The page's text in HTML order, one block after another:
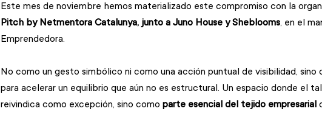
Este mes de noviembre hemos materializado este compromiso con la
Pitch by Netmentora Catalunya, junto a Juno House y Sheblooms, en el
Emprendedora.
No como un gesto simbólico ni como una acción puntual de visibilidad, sino
para acelerar un equilibrio que aún no es estructural. Un espacio donde el
reivindica como excepción, sino como parte esencial del tejido empresarial